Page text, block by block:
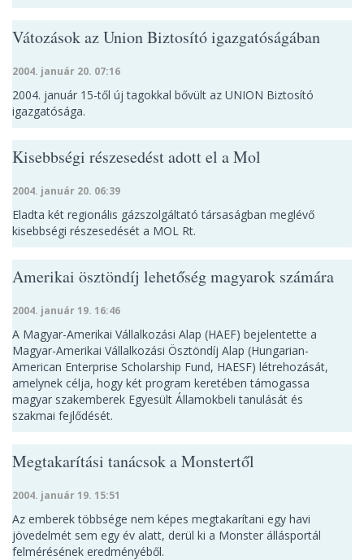
Vátozások az Union Biztosító igazgatóságában
2004. január 20. 07:16
2004. január 15-től új tagokkal bővült az UNION Biztosító
igazgatósága.
Kisebbségi részesedést adott el a Mol
2004. január 20. 06:39
Eladta két regionális gázszolgáltató társaságban meglévő
kisebbségi részesedését a MOL Rt.
Amerikai ösztöndíj lehetőség magyarok számára
2004. január 19. 16:46
A Magyar-Amerikai Vállalkozási Alap (HAEF) bejelentette a
Magyar-Amerikai Vállalkozási Ösztöndíj Alap (Hungarian-
American Enterprise Scholarship Fund, HAESF) létrehozását,
amelynek célja, hogy két program keretében támogassa
magyar szakemberek Egyesült Államokbeli tanulását és
szakmai fejlődését.
Megtakarítási tanácsok a Monstertől
2004. január 19. 15:51
Az emberek többsége nem képes megtakarítani egy havi
jövedelmét sem egy év alatt, derül ki a Monster állásportál
felmérésének eredményéből.